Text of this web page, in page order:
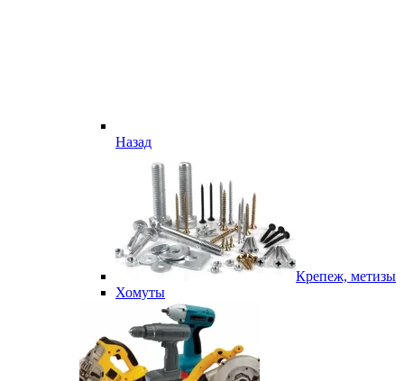
Назад
Крепеж, метизы
Хомуты